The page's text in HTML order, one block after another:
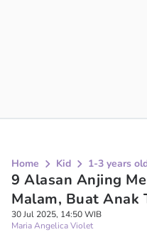
Home Kid 1-3 years
9 Alasan Anjing
Malam, Buat Anak
30 Jul 2025, 14:50 WIB
Maria Angelica Violet